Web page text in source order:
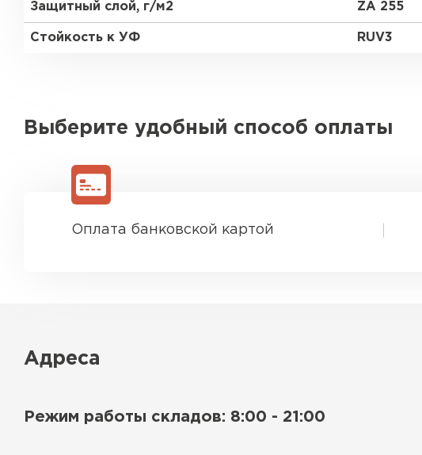
Защитный слой, г/м2 ZA 255
Стойкость к УФ RUV3
Выберите удобный способ оплаты
Оплата банковской картой
Адреса
Режим работы складов: 8:00 - 21:00